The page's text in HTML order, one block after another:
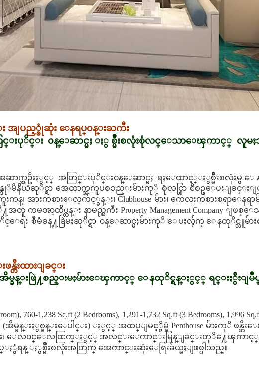
အျပည့္စုံဆုံး ေနရပ္၀န္းႀကီး
ြင္းပုိင္း ၀န္ေဆာင္မႈ ႏွစ္မ်ိဳးစလုံးစုံလင္ေသာေၾကာင့္ လူမ
ဆာက္အဦးႏွင့္ အတြင္းပုိင္း၀န္ေဆာင္မႈ ရႈေထာင့္ႏွစ္မ်ိဳးစလုံးမွ
ဒုိမီနီယံဆုိင္ရာ အေထာက္အကူပစၥည္းမ်ားကုိ စုံလင္စြာ စီစဥ္ေပးျခင္
၊ အားကစားေလ့က်င့္ခန္း၊ Clubhouse မ်ား၊ ကေလးကစားစရာေန
ကမၻာ့ထိပ္တန္း နာမည္ႀကီး Property Management Company ျဖစ္ေ
း စီမံခန္႔ခြဲမႈဆုိင္ရာ ၀န္ေဆာင္မႈမ်ားကုိ ေပးလွ်က္ ေနထုိင္သူမ်
တီးထားျခင္း
သာ အိမ္ခန္းဖြဲ႔စည္းမႈမ်ားေၾကာင့္ ေနထုိင္ရန္ႏွင့္ ရင္းႏွီး
760-1,238 Sq.ft (2 Bedrooms), 1,291-1,732 Sq.ft (3 Bedrooms),
(အိမ္ခန္းႏွစ္ခန္းေပါင္း) ႏွင့္ အထပ္ျမင့္ဇိမ္ခံ Penthouse မ်ားကုိ ဖ
း၊ ေလ၀င္ေလထြက္ႏွင့္ အလင္းေကာင္းမြန္ျခင္းတုိ႔ေၾကာင့္
န္ ႏွစ္မ်ိဳးစလုံးအတြက္ အေကာင္းဆုံးေရြးခ်ယ္မႈျဖစ္ပါသည္။